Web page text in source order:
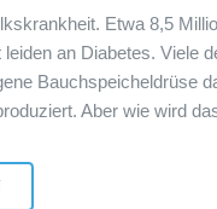
Etwa 8,5
leiden an Diabetes. Viele
Bauchspeicheldrüse
Aber wie wird